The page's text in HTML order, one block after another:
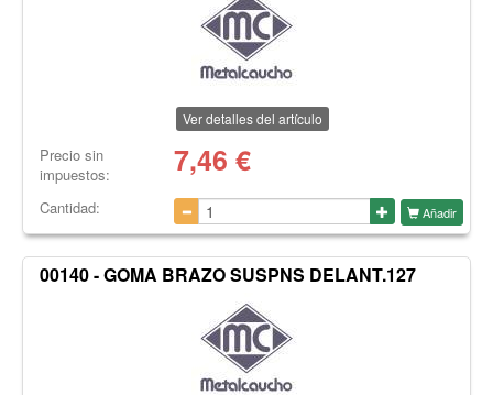
Ver detalles del artículo
Precio sin
impuestos:
7,46 €
Cantidad: Añadir
00140 - GOMA BRAZO SUSPNS DELANT.127